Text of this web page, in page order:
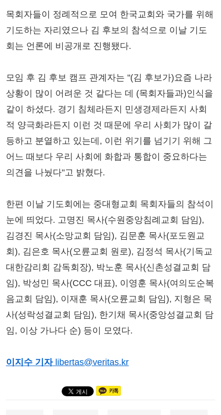
목회자들이 정례적으로 모여 한국교회와 국가를 위해
기도하는 자리였으나 김 후보의 참석으로 이날 기도
회는 언론에 비공개로 진행됐다.
모임 후 김 후보 캠프 관계자는 "(김 후보가)요즘 나라
상황이 많이 어려운 것 같다는 데 (목회자들과)인식을
같이 하셨다. 경기 침체라든지 민생경제라든지 사회
적 양극화라든지 이런 것 때문에 우리 사회가 많이 갈
등하고 분열하고 있는데, 이런 위기를 넘기기 위해 그
어느 때보다 우리 사회에 화합과 통합이 중요하다는
의견을 나눴다"고 밝혔다.
한편 이날 기도회에는 중대형교회 목회자들의 참석이
눈에 띄었다. 고명진 목사(수원중앙침례교회 담임),
김경진 목사(소망교회 담임), 김문훈 목사(포도원교
회), 김은호 목사(오륜교회 원로), 김정석 목사(기독교
대한감리회 감독회장), 박노훈 목사(신촌성결교회 담
임), 박성민 목사(CCC 대표), 이영훈 목사(여의도순복
음교회 담임), 이재훈 목사(오륜교회 담임), 지형은 목
사(성락성결교회 담임), 한기채 목사(중앙성결교회 담
임, 이상 가나다 순) 등이 모였다.
이지수 기자 libertas@veritas.kr